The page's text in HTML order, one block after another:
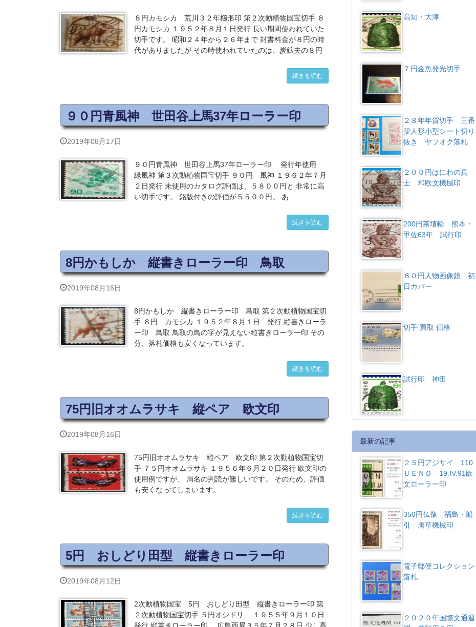
８円カモシカ 荒川３２年櫛形印 第２次動植物国宝切手 ８
円カモシカ １９５２年８月１日発行 長い期間使われていた
切手です。 昭和２４年から２６年まで 封書料金が８円の時
代がありましたが その時使われていたのは、炭鉱夫の８円
続きを読む
９０円青風神 世田谷上馬37年ローラー印
2019年08月17日
９０円青風神 世田谷上馬37年ローラー印 発行年使用
緑風神 第３次動植物国宝切手 ９０円 風神 １９６２年７月
２日発行 未使用のカタログ評価は、５８００円と 非常に高
い切手です。 銘版付きの評価が５５００円。 あ
続きを読む
8円かもしか 縦書きローラー印 鳥取
2019年08月16日
8円かもしか 縦書きローラー印 鳥取 第２次動植物国宝切
手 ８円 カモシカ １９５２年８月１日 発行 縦書きローラ
ー印 鳥取 鳥取の鳥の字が見えない縦書きローラー印 その
分、落札価格も安くなっています。
続きを読む
75円旧オオムラサキ 縦ペア 欧文印
2019年08月16日
75円旧オオムラサキ 縦ペア 欧文印 第２次動植物国宝切
手 ７５円オオムラサキ １９５６年６月２０日発行 欧文印の
使用例ですが、 局名の判読が難しいです。 そのため、評価
も安くなってしまいます。
続きを読む
5円 おしどり田型 縦書きローラー印
2019年08月12日
2次動植物国宝 5円 おしどり田型 縦書きローラー印 第
２次動植物国宝切手 ５円オシドリ １９５５年９月１０日
高知・大津
７円金魚発光切手
２８年年賀切手 三番
叟人形小型シート切り
抜き ヤフオク落札
２００円はにわの兵
士 和欧文機械印
200円茶埴輪 熊本・
甲佐63年 試行印
８０円人物画像鏡 初
日カバー
切手 買取 価格
試行印 神田
最新の記事
２５円アジサイ 110
ＵＥＮＯ 19.IV.91欧
文ローラー印
350円仏像 福島・船
引 唐草機械印
電子郵便コレクション
落札
２０２０年国際文通週